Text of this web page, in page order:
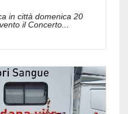
in città domenica 20
il Concerto...